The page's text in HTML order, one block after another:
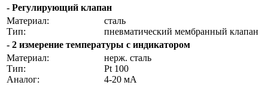
- Регулирующий клапан
Материал:
Тип:
сталь
пневматический мембранный клапан
- 2 измерение температуры с индикатором
Материал:
Тип:
Аналог:
нерж. сталь
Pt 100
4-20 мА